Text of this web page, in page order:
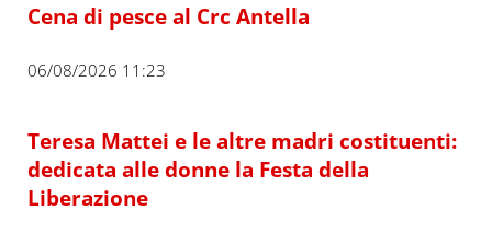
Cena di pesce al Crc Antella
06/08/2026 11:23
Teresa Mattei e le altre madri costituenti:
dedicata alle donne la Festa della
Liberazione